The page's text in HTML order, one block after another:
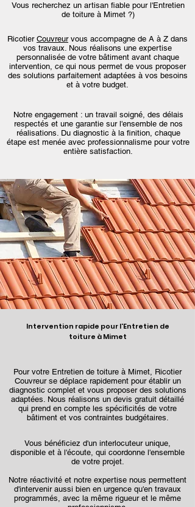
Vous recherchez un artisan fiable pour l'Entretien
de toiture à Mimet ?)
Ricotier Couvreur vous accompagne de A à Z dans
vos travaux. Nous réalisons une expertise
personnalisée de votre bâtiment avant chaque
intervention, ce qui nous permet de vous proposer
des solutions parfaitement adaptées à vos besoins
et à votre budget.
Notre engagement : un travail soigné, des délais
respectés et une garantie sur l'ensemble de nos
réalisations. Du diagnostic à la finition, chaque
étape est menée avec professionnalisme pour votre
entière satisfaction.
Intervention rapide pour l'Entretien de
toiture à Mimet
Pour votre Entretien de toiture à Mimet, Ricotier
Couvreur se déplace rapidement pour établir un
diagnostic complet et vous proposer des solutions
adaptées. Nous réalisons un devis gratuit détaillé
qui prend en compte les spécificités de votre
bâtiment et vos contraintes budgétaires.
Vous bénéficiez d'un interlocuteur unique,
disponible et à l'écoute, qui coordonne l'ensemble
de votre projet.
Notre réactivité et notre expertise nous permettent
d'intervenir aussi bien en urgence qu'en travaux
programmés, avec la même rigueur et le même